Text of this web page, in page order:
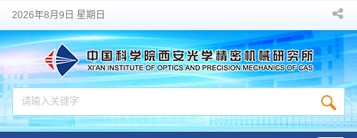
2026年8月9日 星期日